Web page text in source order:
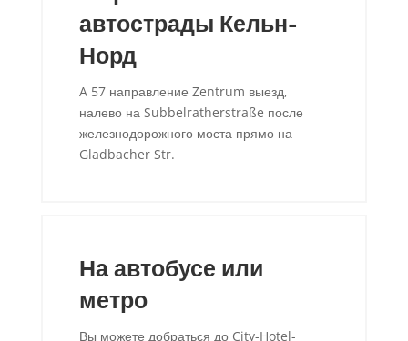
автострады Кельн-
Норд
A 57 направление Zentrum выезд,
налево на Subbelratherstraße после
железнодорожного моста прямо на
Gladbacher Str.
На автобусе или
метро
Вы можете добраться до City-Hotel-